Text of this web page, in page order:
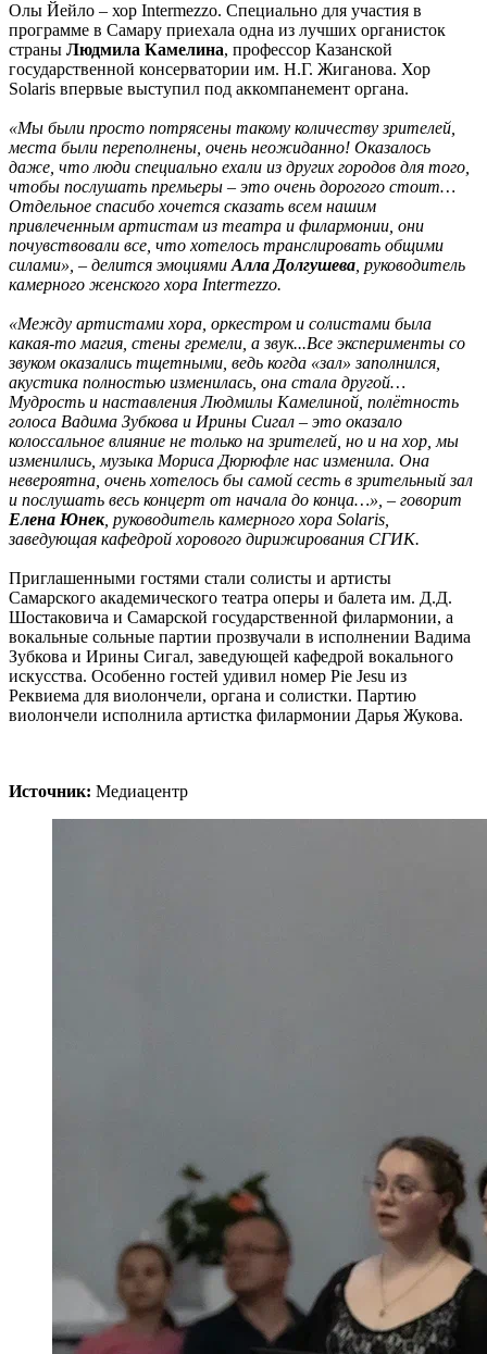
Олы Йейло – хор Intermezzo. Специально для участия в
программе в Самару приехала одна из лучших органисток
страны Людмила Камелина, профессор Казанской
государственной консерватории им. Н.Г. Жиганова. Хор
Solaris впервые выступил под аккомпанемент органа.
«Мы были просто потрясены такому количеству зрителей,
места были переполнены, очень неожиданно! Оказалось
даже, что люди специально ехали из других городов для того,
чтобы послушать премьеры – это очень дорогого стоит…
Отдельное спасибо хочется сказать всем нашим
привлеченным артистам из театра и филармонии, они
почувствовали все, что хотелось транслировать общими
силами», – делится эмоциями Алла Долгушева , руководитель
камерного женского хора Intermezzo.
«Между артистами хора, оркестром и солистами была
какая-то магия, стены гремели, а звук...Все эксперименты со
звуком оказались тщетными, ведь когда «зал» заполнился,
акустика полностью изменилась, она стала другой…
Мудрость и наставления Людмилы Камелиной, полётность
голоса Вадима Зубкова и Ирины Сигал – это оказало
колоссальное влияние не только на зрителей, но и на хор, мы
изменились, музыка Мориса Дюрюфле нас изменила. Она
невероятна, очень хотелось бы самой сесть в зрительный зал
и послушать весь концерт от начала до конца…», – говорит
Елена Юнек, руководитель камерного хора Solaris,
заведующая кафедрой хорового дирижирования СГИК.
Приглашенными гостями стали солисты и артисты
Самарского академического театра оперы и балета им. Д.Д.
Шостаковича и Самарской государственной филармонии, а
вокальные сольные партии прозвучали в исполнении Вадима
Зубкова и Ирины Сигал, заведующей кафедрой вокального
искусства. Особенно гостей удивил номер Pie Jesu из
Реквиема для виолончели, органа и солистки. Партию
виолончели исполнила артистка филармонии Дарья Жукова.
Источник: Медиацентр